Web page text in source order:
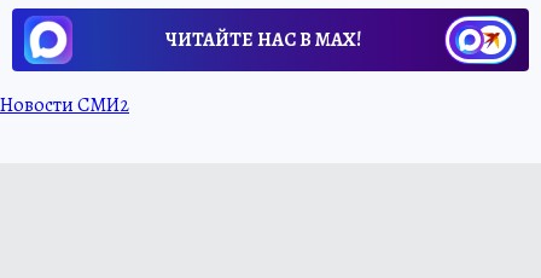
ЧИТАЙТЕ НАС В МАХ!
Новости СМИ2